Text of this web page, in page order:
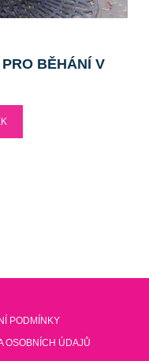
BĚHÁNÍ V
PODMÍNKY
OSOBNÍCH ÚDAJŮ